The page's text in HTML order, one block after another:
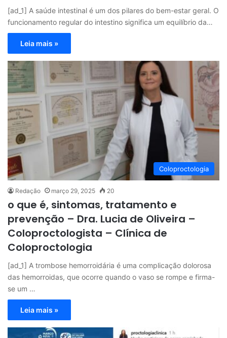
[ad_1] A saúde intestinal é um dos pilares do bem-estar geral. O
funcionamento regular do intestino significa um equilíbrio da…
Leia mais »
Coloproctologia
Redação março 29, 2025 20
o que é, sintomas, tratamento e
prevenção – Dra. Lucia de Oliveira –
Coloproctologista – Clínica de
Coloproctologia
[ad_1] A trombose hemorroidária é uma complicação dolorosa
das hemorroidas, que ocorre quando o vaso se rompe e firma-
se um …
Leia mais »